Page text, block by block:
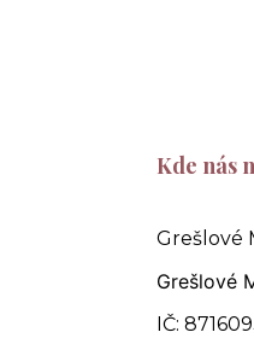
Kde nás
Grešlové
Grešlové
IČ: